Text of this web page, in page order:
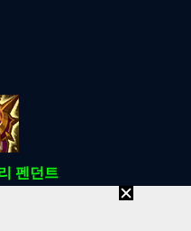
펜던트
러가 있던가, AP비중이